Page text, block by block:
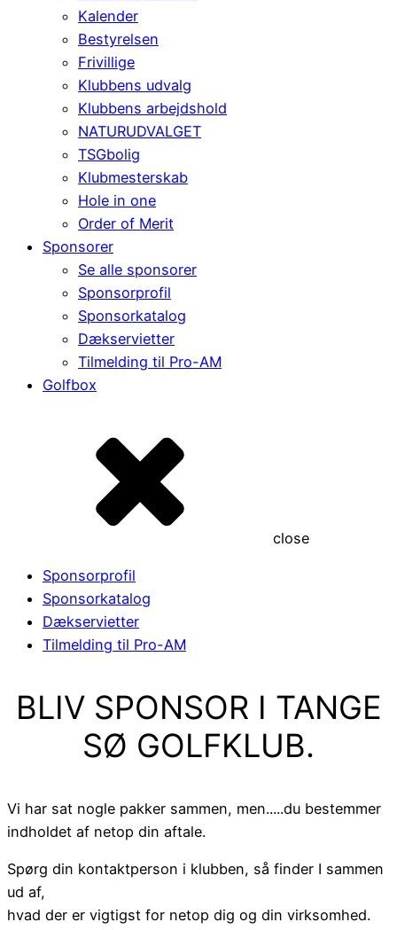
Kalender
Bestyrelsen
Frivillige
Klubbens udvalg
Klubbens arbejdshold
NATURUDVALGET
TSGbolig
Klubmesterskab
Hole in one
Order of Merit
Sponsorer
Se alle sponsorer
Sponsorprofil
Sponsorkatalog
Dækservietter
Tilmelding til Pro-AM
Golfbox
close
Sponsorprofil
Sponsorkatalog
Dækservietter
Tilmelding til Pro-AM
BLIV SPONSOR I TANGE
SØ GOLFKLUB.
Vi har sat nogle pakker sammen, men.....du bestemmer
indholdet af netop din aftale.
Spørg din kontaktperson i klubben, så finder I sammen
ud af,
hvad der er vigtigst for netop dig og din virksomhed.